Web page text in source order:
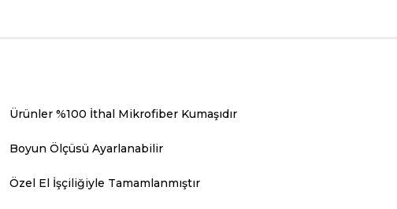
Ürünler %100 İthal Mikrofiber Kumaşıdır
Boyun Ölçüsü Ayarlanabilir
Özel El İşçiliğiyle Tamamlanmıştır